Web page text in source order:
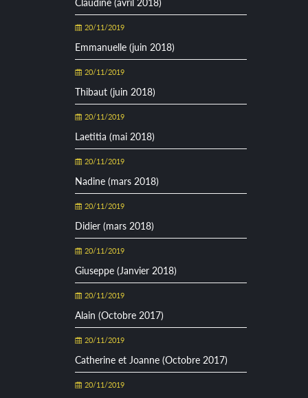
Claudine (avril 2018)
20/11/2019
Emmanuelle (juin 2018)
20/11/2019
Thibaut (juin 2018)
20/11/2019
Laetitia (mai 2018)
20/11/2019
Nadine (mars 2018)
20/11/2019
Didier (mars 2018)
20/11/2019
Giuseppe (Janvier 2018)
20/11/2019
Alain (Octobre 2017)
20/11/2019
Catherine et Joanne (Octobre 2017)
20/11/2019